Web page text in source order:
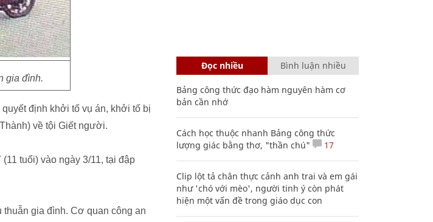
gia đình.
định khởi tố vụ án, khởi tố bị
về tội Giết người.
tuổi) vào ngày 3/11, tại đập
gia đình. Cơ quan công an
Đọc nhiều Bình luận nhiều
Bảng công thức đạo hàm nguyên hàm cơ
bản cần nhớ
Cách học thuộc nhanh Bảng công thức
lượng giác bằng thơ, "thần chú"
17
Clip lột tả chân thực cảnh anh trai và em gái
như 'chó với mèo', người tinh ý còn phát
hiện một vấn đề trong giáo dục con